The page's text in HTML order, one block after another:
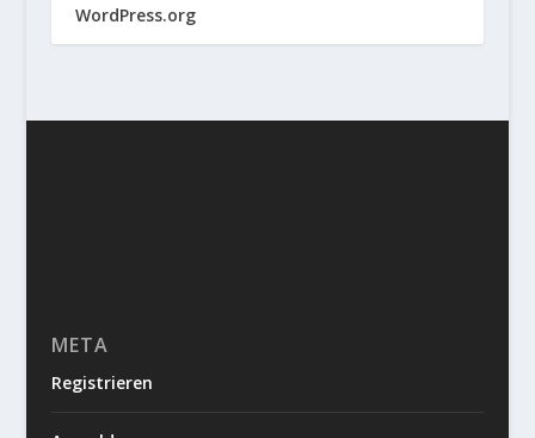
WordPress.org
META
Registrieren